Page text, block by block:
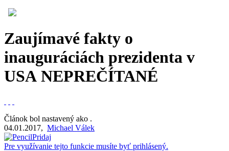
Zaujímavé fakty o
inauguráciách prezidenta v
USA NEPREČÍTANÉ
Článok bol nastavený ako .
04.01.2017, Michael Válek
Pridaj
Pre využívanie tejto funkcie musíte byť prihlásený.